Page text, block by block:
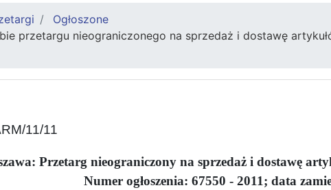
Ogłoszone
przetargu nieograniczonego na sprzedaż i dostawę
11/11
Przetarg nieograniczony na sprzedaż i dostawę
Numer ogłoszenia: 67550 - 2011; data